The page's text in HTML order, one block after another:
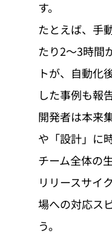
す。
たとえば、手
たり2〜3時間
トが、自動化
した事例も報
開発者は本来
や「設計」に
チーム全体の
リリースサイ
場への対応ス
う。